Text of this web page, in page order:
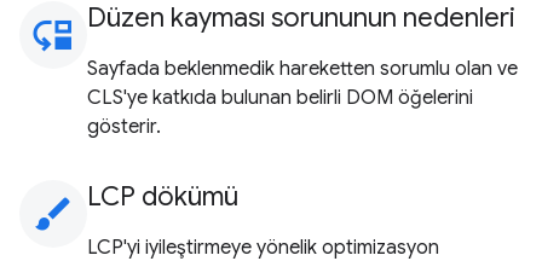
move_down Düzen kayması sorununun nedenleri
Sayfada beklenmedik hareketten sorumlu olan ve
CLS'ye katkıda bulunan belirli DOM öğelerini
gösterir.
brush LCP dökümü
LCP'yi iyileştirmeye yönelik optimizasyon